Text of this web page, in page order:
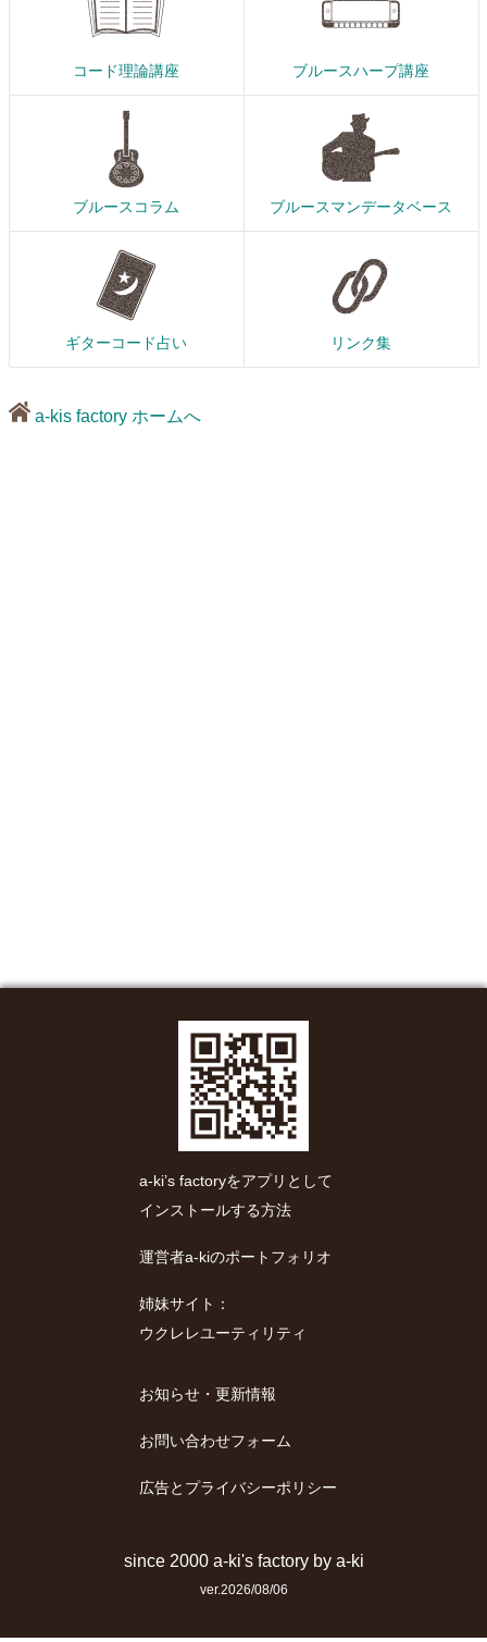
コード理論講座 ブルースハープ講座
ブルースコラム ブルースマンデータベース
ギターコード占い リンク集
a-kis factory ホームへ
a-ki’s factoryをアプリとして
インストールする方法
運営者a-kiのポートフォリオ
姉妹サイト：
ウクレレユーティリティ
お知らせ・更新情報
お問い合わせフォーム
広告とプライバシーポリシー
since 2000 a-ki's factoryby a-ki
ver.2026/08/06